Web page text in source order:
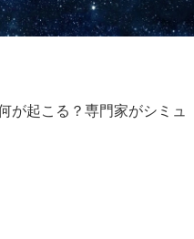
が起こる？専門家がシミュ